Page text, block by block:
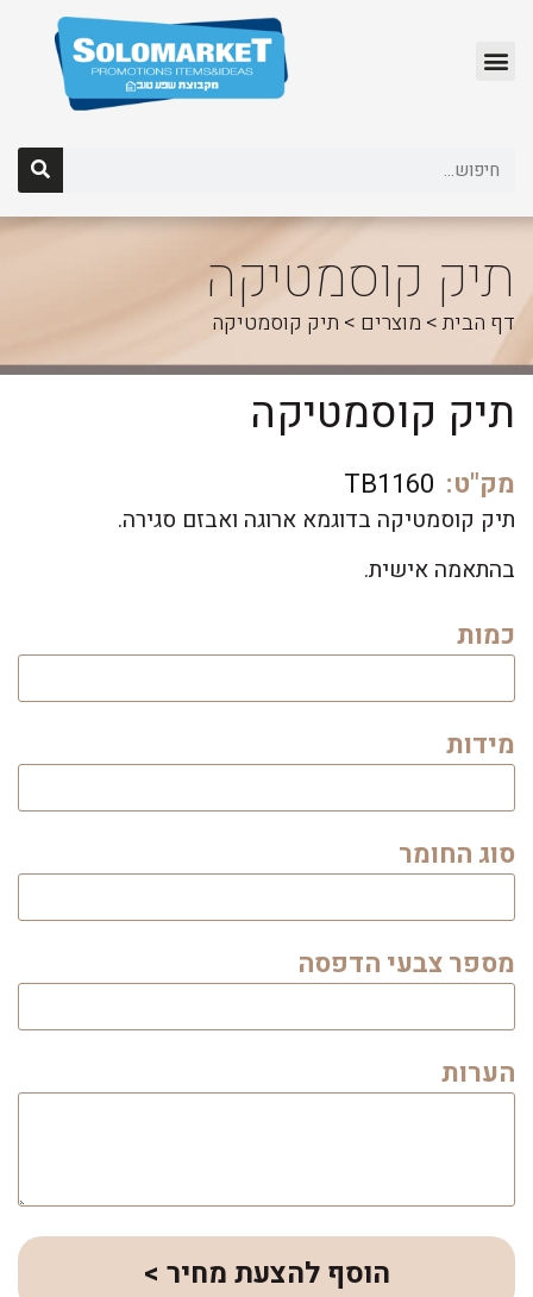
תיק קוסמטיקה
דף הבית> מוצרים > תיק קוסמטיקה
תיק קוסמטיקה
מק"ט: TB1160
תיק קוסמטיקה בדוגמא ארוגה ואבזם סגירה.
בהתאמה אישית.
כמות
מידות
סוג החומר
מספר צבעי הדפסה
הערות
הוסף להצעת מחיר >